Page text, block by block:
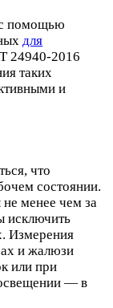
помощью
для
24940-2016
таких
и
что
состоянии.
менее чем за
исключить
Измерения
и жалюзи
или при
— в